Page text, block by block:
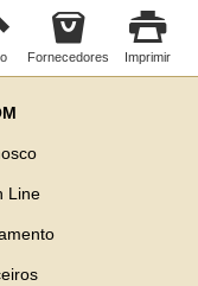
Fornecedores Imprimir
Line